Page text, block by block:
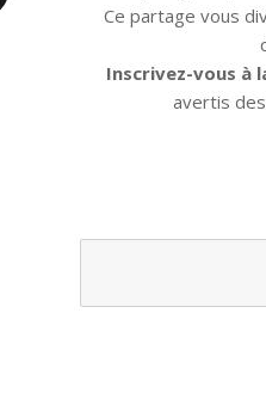
Ce partage vous
Inscrivez-vous à
avertis